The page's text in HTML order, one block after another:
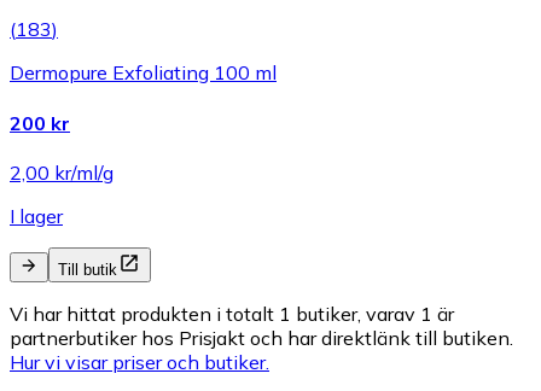
(183)
Dermopure Exfoliating 100 ml
200 kr
2,00 kr/ml/g
I lager
Till butik
Vi har hittat produkten i totalt 1 butiker, varav 1 är
partnerbutiker hos Prisjakt och har direktlänk till butiken.
Hur vi visar priser och butiker.